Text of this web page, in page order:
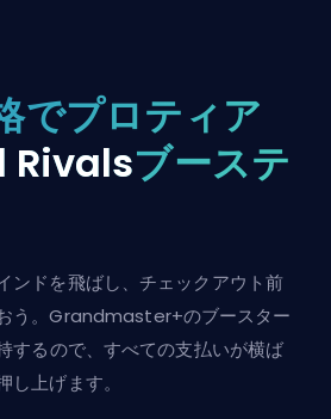
でプロティア
Rivalsブーステ
ンドを飛ばし、チェックアウト前
う。Grandmaster+のブースター
するので、すべての支払いが横ば
し上げます。